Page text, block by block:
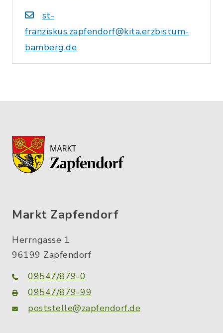
st-
franziskus.zapfendorf@kita.erzbistum-
bamberg.de
Markt Zapfendorf
Herrngasse 1
96199 Zapfendorf
09547/879-0
09547/879-99
poststelle@zapfendorf.de